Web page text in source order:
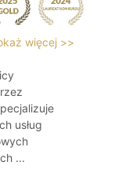
więcej >>
usług
...